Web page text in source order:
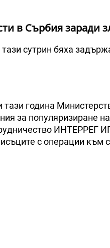
в Сърбия заради
тази сутрин бяха
година
за популяризиране
ИНТЕРРЕГ
с операции към